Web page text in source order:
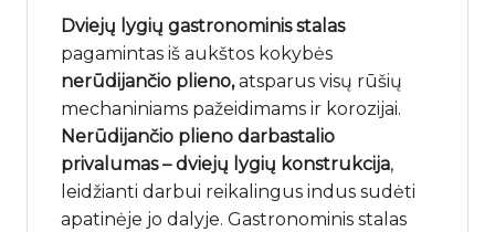
Dviejų lygių gastronominis stalas
pagamintas iš aukštos kokybės
nerūdijančio plieno,atsparus visų rūšių
mechaniniams pažeidimams ir korozijai.
Nerūdijančio plieno darbastalio
privalumas – dviejų lygių konstrukcija,
leidžianti darbui reikalingus indus sudėti
apatinėje jo dalyje. Gastronominis stalas